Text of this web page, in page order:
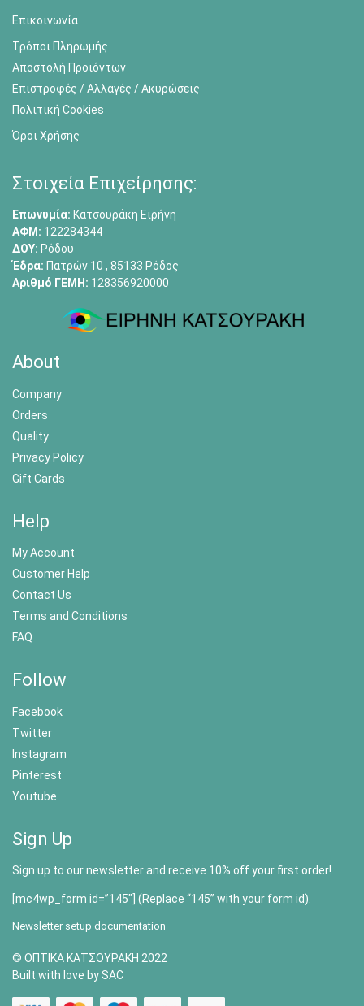
Επικοινωνία
Τρόποι Πληρωμής
Αποστολή Προϊόντων
Επιστροφές / Αλλαγές / Ακυρώσεις
Πολιτική Cookies
Όροι Χρήσης
Στοιχεία Επιχείρησης:
Επωνυμία: Κατσουράκη Ειρήνη
ΑΦΜ: 122284344
ΔΟΥ: Ρόδου
Έδρα: Πατρών 10 , 85133 Ρόδος
Αριθμό ΓΕΜΗ: 128356920000
About
Company
Orders
Quality
Privacy Policy
Gift Cards
Help
My Account
Customer Help
Contact Us
Terms and Conditions
FAQ
Follow
Facebook
Twitter
Instagram
Pinterest
Youtube
Sign Up
Sign up to our newsletter and receive 10% off your first order!
[mc4wp_form id=”145″] (Replace “145” with your form id).
Newsletter setup documentation
© ΟΠΤΙΚΑ ΚΑΤΣΟΥΡΑΚΗ 2022
Built with love by SAC